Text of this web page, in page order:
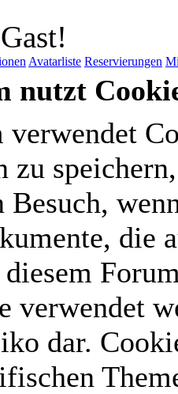
Avatarliste Reservierungen
nutzt
verwendet
zu
Besuch,
die
verwendet
dar.